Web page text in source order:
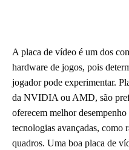
A placa de vídeo é um dos
hardware de jogos, pois
jogador pode experimentar.
da NVIDIA ou AMD, são
oferecem melhor
tecnologias avançadas, como
quadros. Uma boa placa de